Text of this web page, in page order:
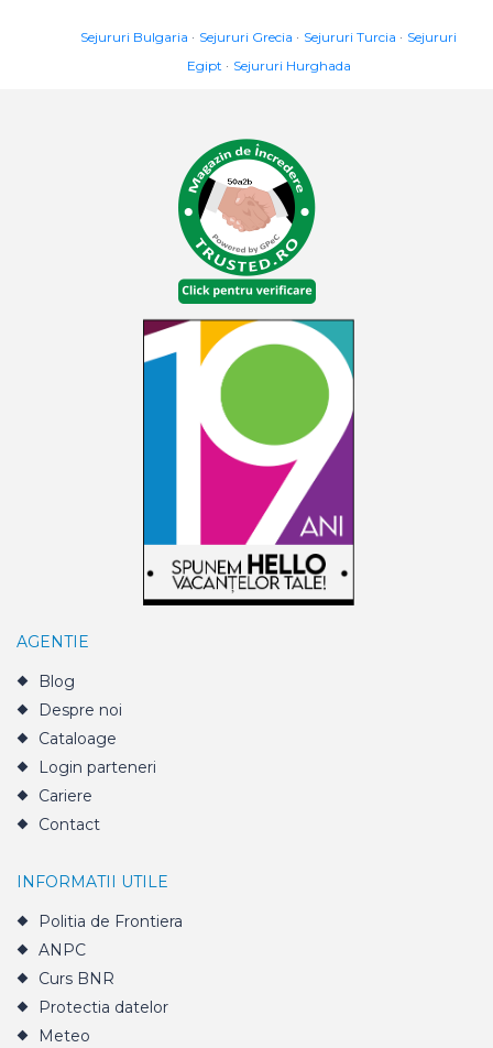
Sejururi Bulgaria Sejururi Grecia Sejururi Turcia
Sejururi
Egipt
Sejururi Hurghada
AGENTIE
Blog
Despre noi
Cataloage
Login parteneri
Cariere
Contact
INFORMATII UTILE
Politia de Frontiera
ANPC
Curs BNR
Protectia datelor
Meteo